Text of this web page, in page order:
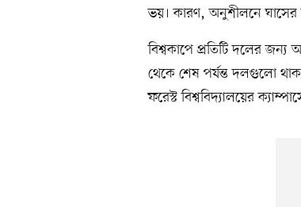
ভয়। কারণ, অনুশীলনে ঘাসের
বিশ্বকাপে প্রতিটি দলের জন্য
থেকে শেষ পর্যন্ত দলগুলো
ফরেস্ট বিশ্ববিদ্যালয়ের